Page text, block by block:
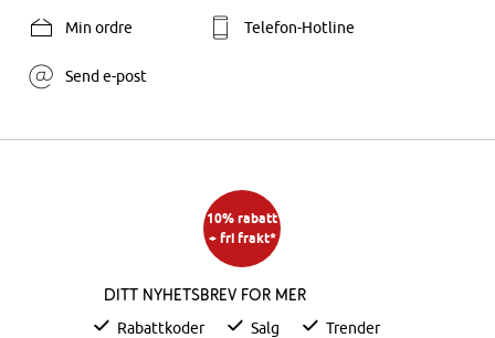
Min ordre Telefon-Hotline
Send e-post
10% rabatt
+ fri frakt*
Ditt nyhetsbrev for mer
Rabattkoder Salg Trender